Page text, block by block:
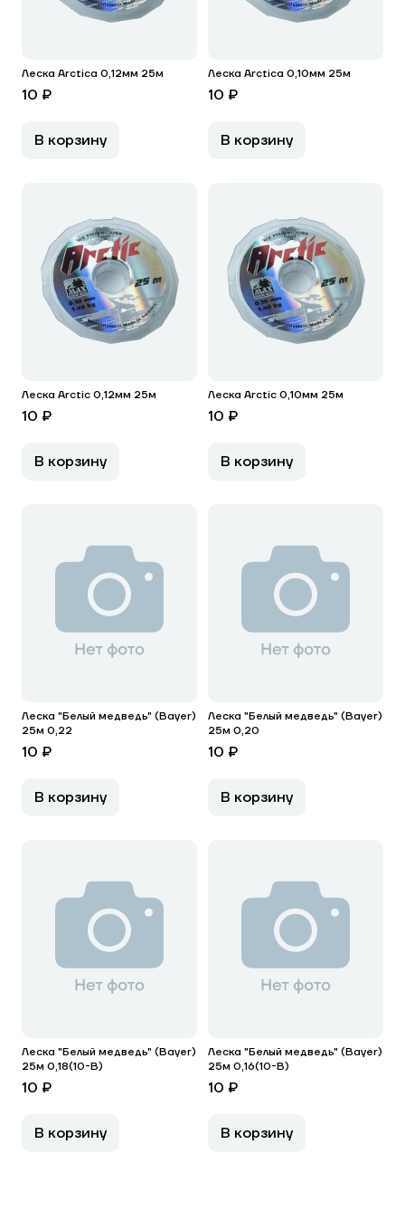
Леска Arctica 0,12мм 25м
10 ₽
В корзину
Леска Arctica 0,10мм 25м
10 ₽
В корзину
Леска Arctic 0,12мм 25м
10 ₽
В корзину
Леска Arctic 0,10мм 25м
10 ₽
В корзину
Леска "Белый медведь" (Bayer)
25м 0,22
10 ₽
В корзину
Леска "Белый медведь" (Bayer)
25м 0,20
10 ₽
В корзину
Леска "Белый медведь" (Bayer)
25м 0,18(10-В)
10 ₽
В корзину
Леска "Белый медведь" (Bayer)
25м 0,16(10-В)
10 ₽
В корзину